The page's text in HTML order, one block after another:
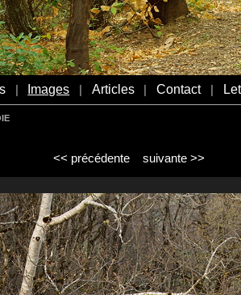
Images Articles Contact
<< précédente suivante >>